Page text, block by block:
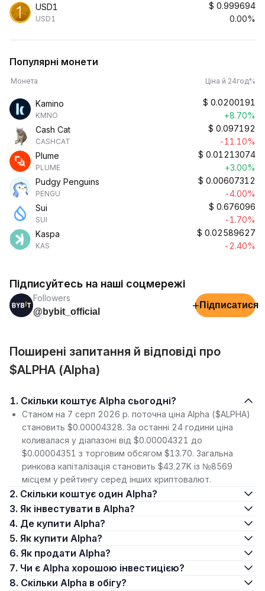
USD1
USD1
$ 0.999694
0.00%
Популярні монети
Монета Ціна й 24год%
Kamino
KMNO
$ 0.0200191
+8.70%
Cash Cat
CASHCAT
$ 0.097192
-11.10%
Plume
PLUME
$ 0.01213074
+3.00%
Pudgy Penguins
PENGU
$ 0.00607312
-4.00%
Sui
SUI
$ 0.676096
-1.70%
Kaspa
KAS
$ 0.02589627
-2.40%
Підписуйтесь на наші соцмережі
Followers
@bybit_official
+ Підписатися
Поширені запитання й відповіді про
$ALPHA (Alpha)
1. Скільки коштує Alpha сьогодні?
Станом на 7 серп 2026 р. поточна ціна Alpha ($ALPHA)
становить $0.00004328. За останні 24 години ціна
коливалася у діапазоні від $0.00004321 до
$0.00004351 з торговим обсягом $13.70. Загальна
ринкова капіталізація становить $43.27K із №8569
місцем у рейтингу серед інших криптовалют.
2. Скільки коштує один Alpha?
3. Як інвестувати в Alpha?
4. Де купити Alpha?
5. Як купити Alpha?
6. Як продати Alpha?
7. Чи є Alpha хорошою інвестицією?
8. Скільки Alpha в обігу?